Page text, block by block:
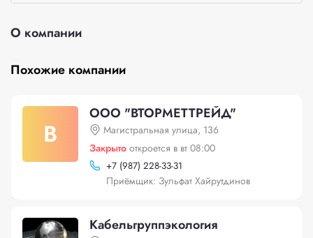
О компании
Похожие компании
В
ООО "ВТОРМЕТТРЕЙД"
Магистральная улица, 136
Закрыто откроется в вт 08:00
+7 (987) 228-33-31
Приёмщик: Зульфат Хайрутдинов
Кабельгруппэкология